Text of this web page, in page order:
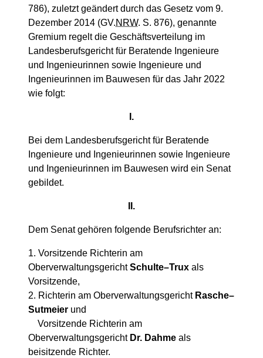
786), zuletzt geändert durch das Gesetz vom 9.
Dezember 2014 (GV.NRW. S. 876), genannte
Gremium regelt die Geschäftsverteilung im
Landesberufsgericht für Beratende Ingenieure
und Ingenieurinnen sowie Ingenieure und
Ingenieurinnen im Bauwesen für das Jahr 2022
wie folgt:
I.
Bei dem Landesberufsgericht für Beratende
Ingenieure und Ingenieurinnen sowie Ingenieure
und Ingenieurinnen im Bauwesen wird ein Senat
gebildet.
II.
Dem Senat gehören folgende Berufsrichter an:
1. Vorsitzende Richterin am
OberverwaltungsgerichtSchulte–Trux als
Vorsitzende,
2. Richterin am Oberverwaltungsgericht Rasche–
Sutmeier und
Vorsitzende Richterin am
Oberverwaltungsgericht Dr. Dahme als
beisitzende Richter.